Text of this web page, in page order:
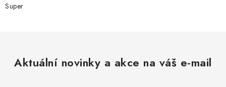
Super
Aktuální novinky a akce na váš e-mail